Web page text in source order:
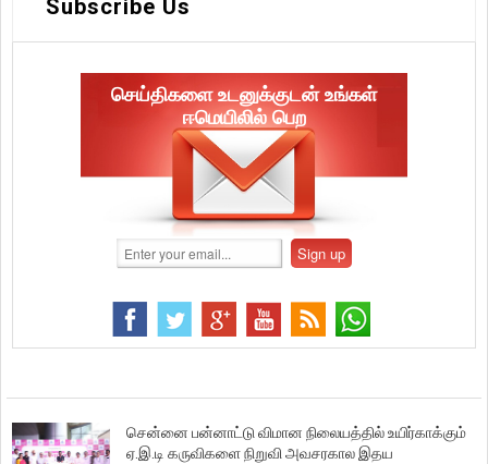
Subscribe Us
செய்திகளை உடனுக்குடன் உங்கள்
ஈமெயிலில் பெற
சென்னை பன்னாட்டு விமான நிலையத்தில் உயிர்காக்கும்
ஏ.இ.டி கருவிகளை நிறுவி அவசரகால இதய